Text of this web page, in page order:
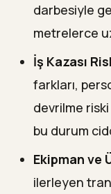
darbesiyle
metrelerce
İş Kazası
farkları,
devrilme
bu durum
Ekipman ve
ilerleyen